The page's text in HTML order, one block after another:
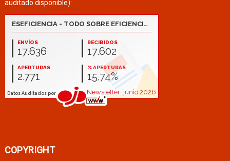
auditado disponible):
COPYRIGHT